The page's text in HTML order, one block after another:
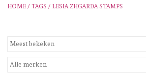
Onze Merken
HOME / TAGS / LESIA ZHGARDA STAMPS